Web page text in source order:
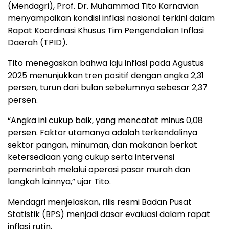
(Mendagri), Prof. Dr. Muhammad Tito Karnavian
menyampaikan kondisi inflasi nasional terkini dalam
Rapat Koordinasi Khusus Tim Pengendalian Inflasi
Daerah (TPID).
Tito menegaskan bahwa laju inflasi pada Agustus
2025 menunjukkan tren positif dengan angka 2,31
persen, turun dari bulan sebelumnya sebesar 2,37
persen.
“Angka ini cukup baik, yang mencatat minus 0,08
persen. Faktor utamanya adalah terkendalinya
sektor pangan, minuman, dan makanan berkat
ketersediaan yang cukup serta intervensi
pemerintah melalui operasi pasar murah dan
langkah lainnya,” ujar Tito.
Mendagri menjelaskan, rilis resmi Badan Pusat
Statistik (BPS) menjadi dasar evaluasi dalam rapat
inflasi rutin.